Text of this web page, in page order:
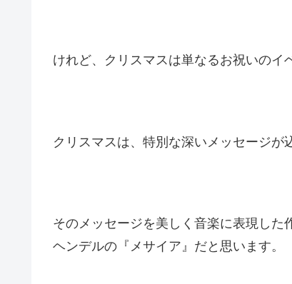
けれど、クリスマスは単なるお祝いのイ
クリスマスは、特別な深いメッセージが
そのメッセージを美しく音楽に表現した
ヘンデルの『メサイア』だと思います。